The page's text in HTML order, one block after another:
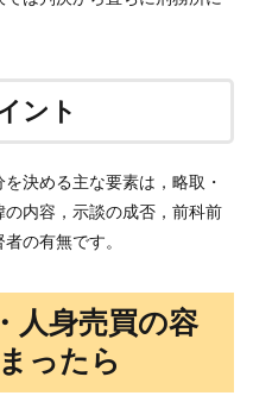
ント
決める主な要素は，略取・
内容，示談の成否，前科前
の有無です。
人身売買の容
ったら